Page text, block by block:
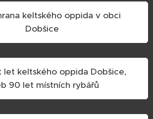
keltského oppida v obci
Dobšice
let keltského oppida Dobšice,
90 let místních rybářů